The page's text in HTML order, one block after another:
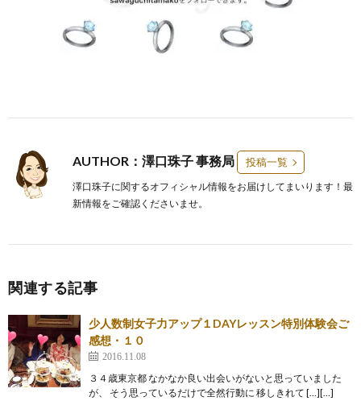
AUTHOR：澤口珠子 事務局 投稿一覧
澤口珠子に関するオフィシャル情報をお届けしてまいります！最
新情報をご確認くださいませ。
関連する記事
少人数制女子力アップ１DAYレッスン特別体験会ご
感想・１０
2016.11.08
３４歳東京都 なかなか良い出会いがないと思っていました
が、 そう思っているだけで全然行動に 移しきれて […][…]